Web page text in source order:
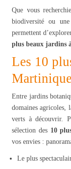
Que vous
biodiversité ou
permettent
plus beaux jardins
Les 10
Martinique
Entre jardins
domaines agricoles,
verts à découvrir.
sélection des 10
vos envies :
Le plus